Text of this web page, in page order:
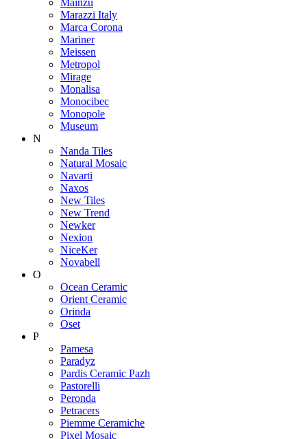
Marazzi Italy
Marca Corona
Mariner
Meissen
Metropol
Mirage
Monalisa
Monocibec
Monopole
Museum
N
Nanda Tiles
Natural Mosaic
Navarti
Naxos
New Tiles
New Trend
Newker
Nexion
NiceKer
Novabell
O
Ocean Ceramic
Orient Ceramic
Orinda
Oset
P
Pamesa
Paradyz
Pardis Ceramic Pazh
Pastorelli
Peronda
Petracers
Piemme Ceramiche
Pixel Mosaic